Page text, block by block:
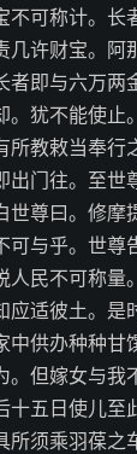
不可称计。长
几许财宝。阿
者即与六万两
。犹不能使止
所教敕当奉行
出门往。至世
世尊曰。修摩
可与乎。世尊
人民不可称量
应适彼土。是
中供办种种甘
。但嫁女与我
十五日使儿至
所须乘羽葆之